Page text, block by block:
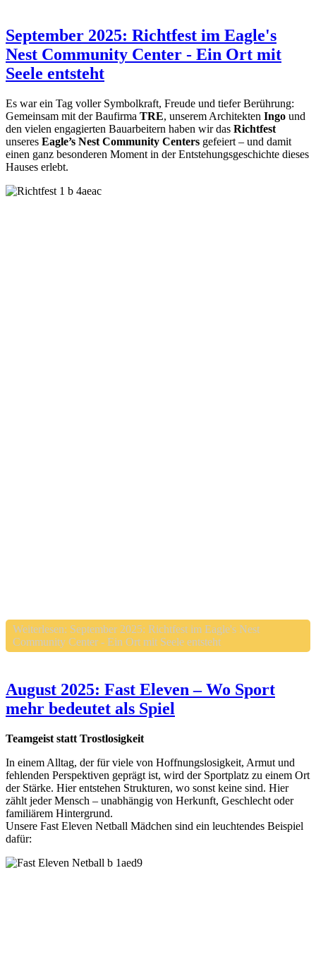
September 2025: Richtfest im Eagle's
Nest Community Center - Ein Ort mit
Seele entsteht
Es war ein Tag voller Symbolkraft, Freude und tiefer Berührung:
Gemeinsam mit der Baufirma TRE, unserem Architekten Ingo und
den vielen engagierten Bauarbeitern haben wir das Richtfest
unseres Eagle’s Nest Community Centers gefeiert – und damit
einen ganz besonderen Moment in der Entstehungsgeschichte dieses
Hauses erlebt.
Weiterlesen: September 2025: Richtfest im Eagle's Nest
Community Center - Ein Ort mit Seele entsteht
August 2025: Fast Eleven – Wo Sport
mehr bedeutet als Spiel
Teamgeist statt Trostlosigkeit
In einem Alltag, der für viele von Hoffnungslosigkeit, Armut und
fehlenden Perspektiven geprägt ist, wird der Sportplatz zu einem Ort
der Stärke. Hier entstehen Strukturen, wo sonst keine sind. Hier
zählt jeder Mensch – unabhängig von Herkunft, Geschlecht oder
familiärem Hintergrund.
Unsere Fast Eleven Netball Mädchen sind ein leuchtendes Beispiel
dafür: